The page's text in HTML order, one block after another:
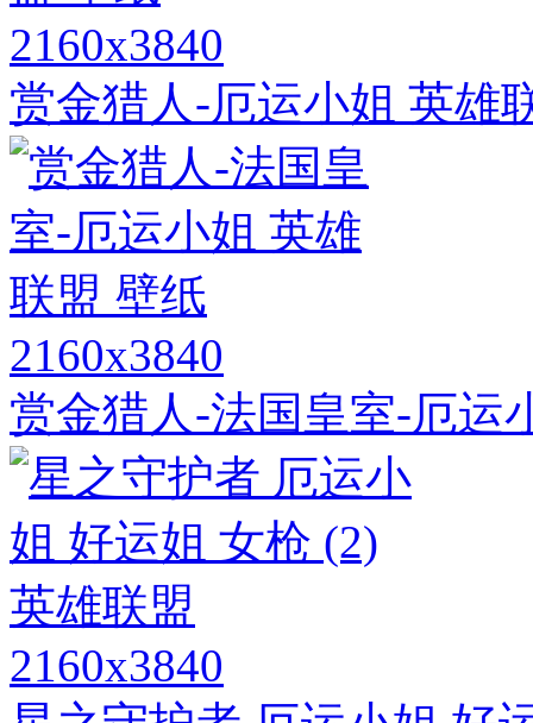
2160x3840
赏金猎人-厄运小姐 英雄
2160x3840
赏金猎人-法国皇室-厄运
2160x3840